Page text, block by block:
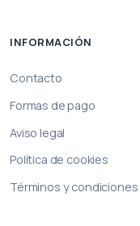
INFORMACIÓN
Contacto
Formas de pago
Aviso legal
Política de cookies
Términos y condiciones